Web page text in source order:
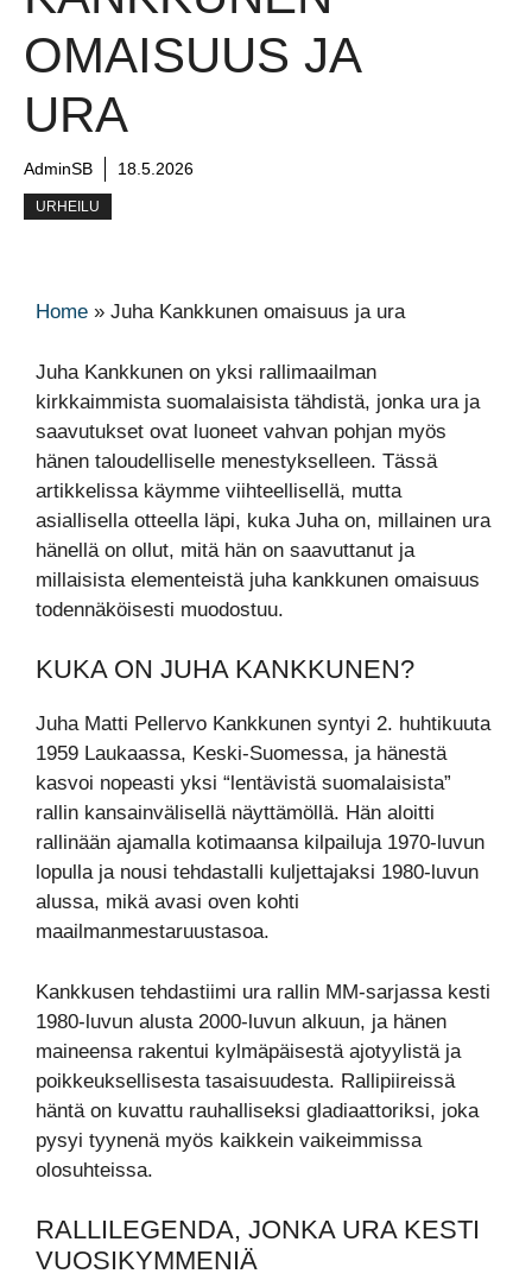
OMAISUUS JA
URA
AdminSB 18.5.2026
URHEILU
Home » Juha Kankkunen omaisuus ja ura
Juha Kankkunen on yksi rallimaailman
kirkkaimmista suomalaisista tähdistä, jonka ura ja
saavutukset ovat luoneet vahvan pohjan myös
hänen taloudelliselle menestykselleen. Tässä
artikkelissa käymme viihteellisellä, mutta
asiallisella otteella läpi, kuka Juha on, millainen ura
hänellä on ollut, mitä hän on saavuttanut ja
millaisista elementeistä juha kankkunen omaisuus
todennäköisesti muodostuu.
KUKA ON JUHA KANKKUNEN?
Juha Matti Pellervo Kankkunen syntyi 2. huhtikuuta
1959 Laukaassa, Keski-Suomessa, ja hänestä
kasvoi nopeasti yksi “lentävistä suomalaisista”
rallin kansainvälisellä näyttämöllä. Hän aloitti
rallinään ajamalla kotimaansa kilpailuja 1970-luvun
lopulla ja nousi tehdastalli kuljettajaksi 1980-luvun
alussa, mikä avasi oven kohti
maailmanmestaruustasoa.
Kankkusen tehdastiimi ura rallin MM-sarjassa kesti
1980-luvun alusta 2000-luvun alkuun, ja hänen
maineensa rakentui kylmäpäisestä ajotyylistä ja
poikkeuksellisesta tasaisuudesta. Rallipiireissä
häntä on kuvattu rauhalliseksi gladiaattoriksi, joka
pysyi tyynenä myös kaikkein vaikeimmissa
olosuhteissa.
RALLILEGENDA, JONKA URA KESTI
VUOSIKYMMENIÄ